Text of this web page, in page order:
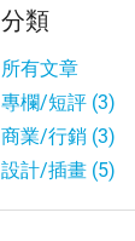
分類
所有文章
專欄/短評 (3)
商業/行銷 (3)
設計/插畫 (5)